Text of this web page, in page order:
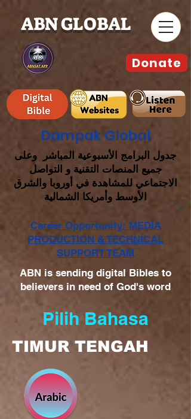
ABN GLOBAL
Dampak Global
جدول البرامج الأسبوعية المباشر وعلى
جميع المنصات التقنية و التواصل
الاجتماعي للمشاهدة في أوروبا والشرق
الأوسط وأمريكا الشمالية
ABN is sending digital Bibles to
believers in need of God's word
Donate
Career Opportunity: MEDIA
PRODUCTION & TECHNICAL
SUPPORT TEAM
Pilih Bahasa
TIMUR TENGAH